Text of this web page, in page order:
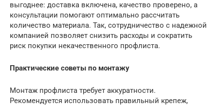
выгоднее: доставка включена, качество проверено, а
консультации помогают оптимально рассчитать
количество материала. Так, сотрудничество с надежной
компанией позволяет снизить расходы и сократить
риск покупки некачественного профлиста.
Практические советы по монтажу
Монтаж профлиста требует аккуратности.
Рекомендуется использовать правильный крепеж,